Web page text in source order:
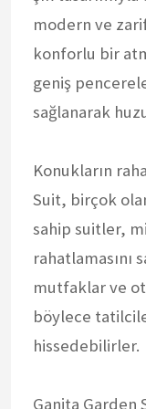
modern ve
konforlu bir
geniş
sağlanarak
Konukların
Suit, birçok
sahip suitler,
rahatlamasını
mutfaklar ve
böylece
hissedebilirler.
Ganita Garden